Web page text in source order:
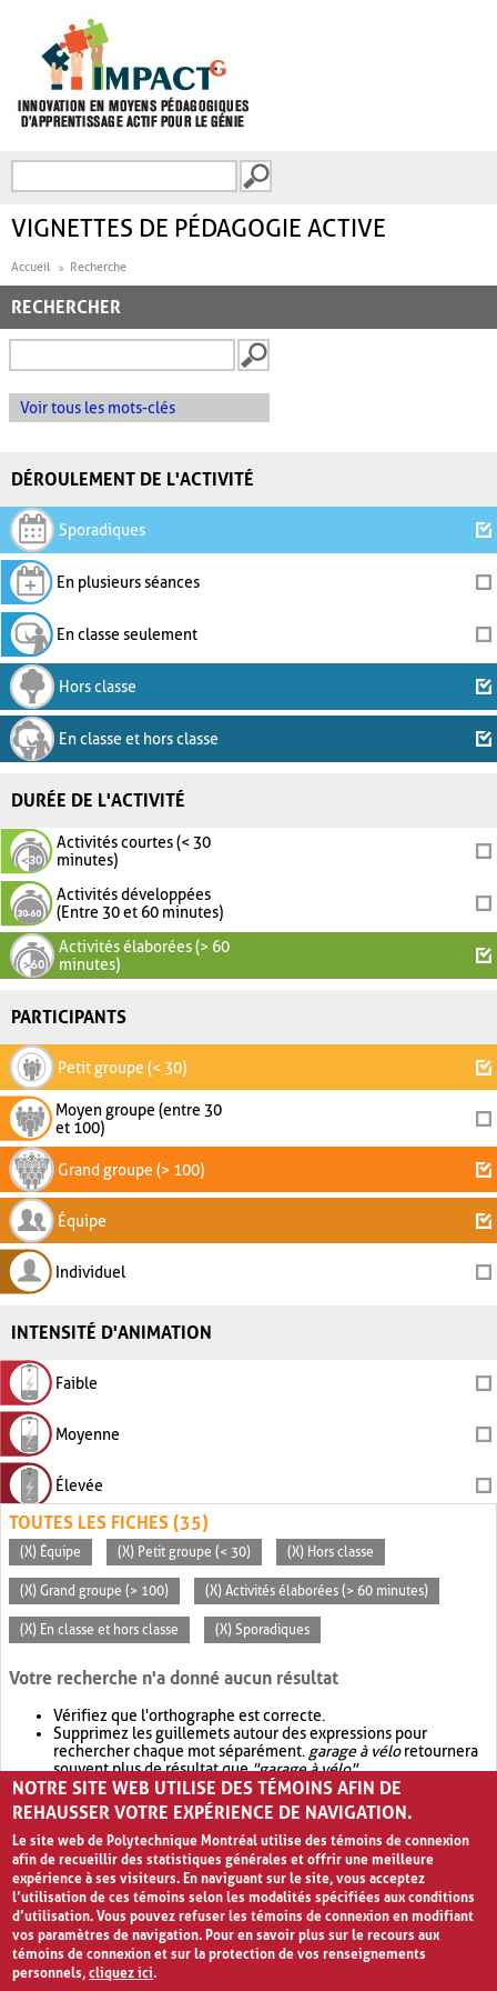
FORMULAIRE DE
VIGNETTES DE PÉDAGOGIE ACTIVE
Accueil Recherche
RECHERCHER
Voir tous les mots-clés
DÉROULEMENT DE L'ACTIVITÉ
Sporadiques
En plusieurs séances
En classe seulement
Hors classe
En classe et hors classe
DURÉE DE L'ACTIVITÉ
Activités courtes (< 30
minutes)
Activités développées
(Entre 30 et 60 minutes)
Activités élaborées (> 60
minutes)
PARTICIPANTS
Petit groupe (< 30)
Moyen groupe (entre 30
et 100)
Grand groupe (> 100)
Équipe
Individuel
INTENSITÉ D'ANIMATION
Faible
Moyenne
Élevée
TOUTES LES FICHES (35)
(X) Équipe (X) Petit groupe (< 30) (X) Hors classe
(X) Grand groupe (> 100) (X) Activités élaborées (> 60 minutes)
(X) En classe et hors classe (X) Sporadiques
Votre recherche n'a donné aucun résultat
Vérifiez que l'orthographe est correcte.
Supprimez les guillemets autour des expressions pour
rechercher chaque mot séparément. garage à véloretournera
souvent plus de résultat que"garage à vélo".
Envisagez d'élargir votre recherche avec OR.garage OR vélo
retournera souvent plus de résultat quegarage à vélo
NOTRE SITE WEB UTILISE DES TÉMOINS AFIN DE
REHAUSSER VOTRE EXPÉRIENCE DE NAVIGATION.
Le site web de Polytechnique Montréal utilise des témoins de connexion
afin de recueillir des statistiques générales et offrir une meilleure
expérience à ses visiteurs. En naviguant sur le site, vous acceptez
l’utilisation de ces témoins selon les modalités spécifiées aux conditions
d’utilisation. Vous pouvez refuser les témoins de connexion en modifiant
vos paramètres de navigation. Pour en savoir plus sur le recours aux
témoins de connexion et sur la protection de vos renseignements
personnels,cliquez ici.